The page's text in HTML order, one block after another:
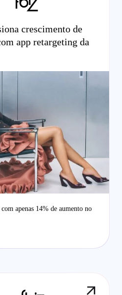
crescimento de
app retargeting da
com apenas 14% de aumento no